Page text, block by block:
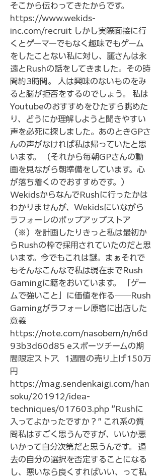
そこから伝わってきたからです。
https://www.wekids-
inc.com/recruit しかし実際面接に行
くとゲーマーでもなく趣味でもゲーム
をしたことない私に対し、麗さんは永
遠とRushの話をしてきました。その時
間約3時間。 人は興味のないものをみ
ると脳が拒否をするのでしょう。 私は
Youtubeのおすすめをひたすら眺めた
り、どうにか理解しようと聞きやすい
声を必死に探しました。あのときGPさ
んの声がなければ私は帰っていたと思
います。 （それから毎朝GPさんの動
画を見ながら朝準備をしています。心
が落ち着くのでおすすめです。）
WekidsからなんでRushに行ったかは
わかりませんが、Wekidsにいながら
ラフォーレのポップアップストア
（※）を計画したりきっと私は最初か
らRushの枠で採用されていたのだと思
います。今でもこれは謎。まぁそれで
もそんなこんなで私は現在までRush
Gamingに籍をおいています。 「ゲー
ムで強いこと」に価値を作る──Rush
Gamingがラフォーレ原宿に出店した
意義
https://note.com/nasobem/n/n6d
93b3d60d85 eスポーツチームの期
間限定ストア、1週間の売り上げ150万
円
https://mag.sendenkaigi.com/han
soku/201912/idea-
techniques/017603.php ”Rushに
入ってよかったですか？” これ系の質
問私はすごく思うんですが、いいか悪
いかって自分次第だと思うんです。 過
去の自分の選択を否定することになる
し、悪いなら良くすればいい、って私